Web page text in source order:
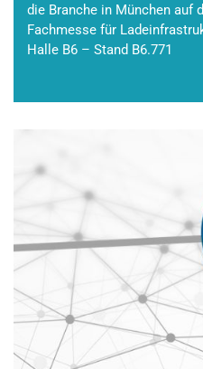
die Branche in München auf
Fachmesse für
Halle B6 – Stand B6.771